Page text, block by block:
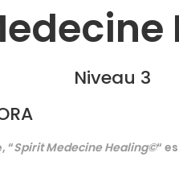
Niveau 3
“Spirit Medecine Healing©“